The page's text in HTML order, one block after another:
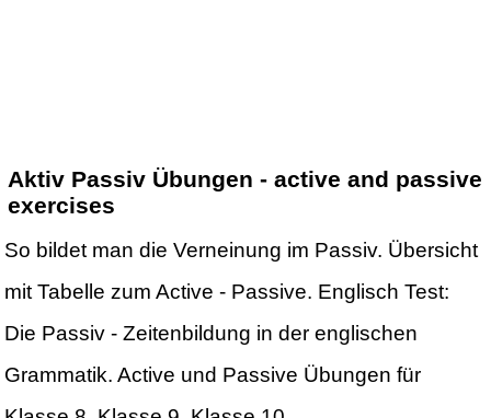
Aktiv Passiv Übungen - active and passive
exercises
So bildet man die Verneinung im Passiv. Übersicht
mit Tabelle zum Active - Passive. Englisch Test:
Die Passiv - Zeitenbildung in der englischen
Grammatik. Active und Passive Übungen für